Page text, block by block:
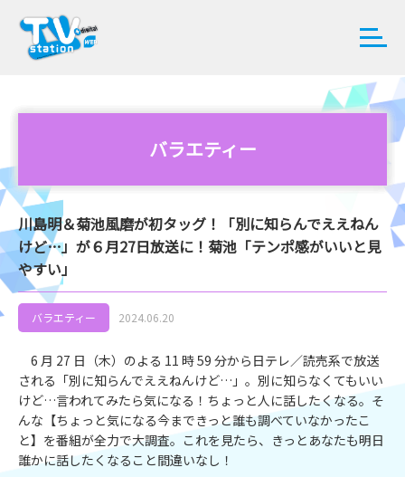
バラエティー
川島明＆菊池風磨が初タッグ！「別に知らんでええねん
けど…」が６月27日放送に！菊池「テンポ感がいいと見
やすい」
バラエティー 2024.06.20
6 月 27 日（木）のよる 11 時 59 分から日テレ／読売系で放送
される「別に知らんでええねんけど…」。別に知らなくてもいい
けど…言われてみたら気になる！ちょっと人に話したくなる。そ
んな【ちょっと気になる今まできっと誰も調べていなかったこ
と】を番組が全力で大調査。これを見たら、きっとあなたも明日
誰かに話したくなること間違いなし！